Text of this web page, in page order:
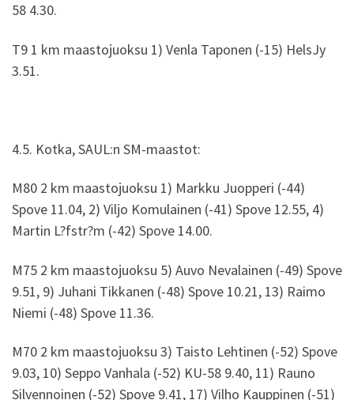
58 4.30.
T9 1 km maastojuoksu 1) Venla Taponen (-15) HelsJy
3.51.
4.5. Kotka, SAUL:n SM-maastot:
M80 2 km maastojuoksu 1) Markku Juopperi (-44)
Spove 11.04, 2) Viljo Komulainen (-41) Spove 12.55, 4)
Martin L?fstr?m (-42) Spove 14.00.
M75 2 km maastojuoksu 5) Auvo Nevalainen (-49) Spove
9.51, 9) Juhani Tikkanen (-48) Spove 10.21, 13) Raimo
Niemi (-48) Spove 11.36.
M70 2 km maastojuoksu 3) Taisto Lehtinen (-52) Spove
9.03, 10) Seppo Vanhala (-52) KU-58 9.40, 11) Rauno
Silvennoinen (-52) Spove 9.41, 17) Vilho Kauppinen (-51)